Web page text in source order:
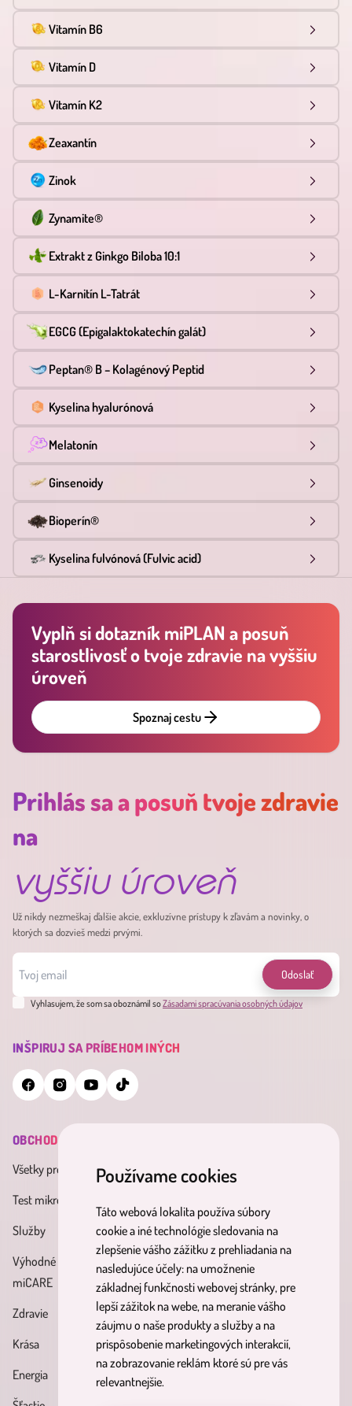
Používame cookies
Táto webová lokalita používa súbory
cookie a iné technológie sledovania na
zlepšenie vášho zážitku z prehliadania na
nasledujúce účely: na umožnenie
základnej funkčnosti webovej stránky, pre
lepší zážitok na webe, na meranie vášho
záujmu o naše produkty a služby a na
prispôsobenie marketingových interakcií,
na zobrazovanie reklám ktoré sú pre vás
relevantnejšie.
Vitamín B6
Vitamín D
Vitamín K2
Zeaxantín
Zinok
Zynamite®
Extrakt z Ginkgo Biloba 10:1
L-Karnitín L-Tatrát
EGCG (Epigalaktokatechín galát)
Peptan® B – Kolagénový Peptid
Kyselina hyalurónová
Melatonín
Ginsenoidy
Bioperín®
Kyselina fulvónová (Fulvic acid)
Vyplň si dotazník miPLAN a posuň
starostlivosť o tvoje zdravie na vyššiu
úroveň
Spoznaj cestu
Prihlás sa a posuň tvoje zdravie
na
vyššiu úroveň
Už nikdy nezmeškaj ďalšie akcie, exkluzívne prístupy k zľavám a novinky, o
ktorých sa dozvieš medzi prvými.
Odoslať
Vyhlasujem, že som sa oboznámil soZásadami spracúvania osobných údajov
INŠPIRUJ SA PRÍBEHOM INÝCH
OBCHOD
Všetky produkty
Test mikrobiómu
Služby
Výhodné balíky
miCARE
Zdravie
Krása
Energia
Všeobecné obchodné
Zásady spracúvania osobných
údajov
Reklamačný poriadok
Poučenie o právach
dotknutých osôb
Formulár na odstúpenie od
zmluvy
Účinné látky
Partnerský
program